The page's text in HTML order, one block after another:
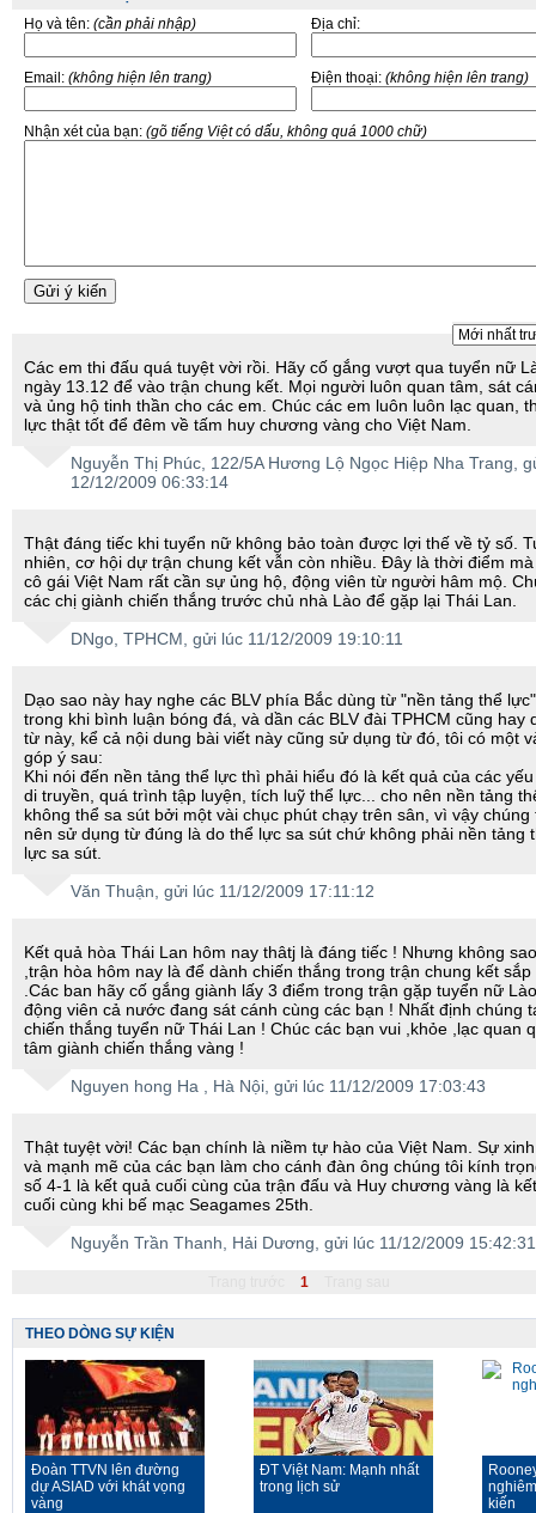
Họ và tên: (cần phải nhập) Địa chỉ:
Email: (không hiện lên trang) Điện thoại: (không hiện lên trang)
Nhận xét của bạn: (gõ tiếng Việt có dấu, không quá 1000 chữ)
Các em thi đấu quá tuyệt vời rồi. Hãy cố gắng vượt qua tuyển nữ
ngày 13.12 để vào trận chung kết. Mọi người luôn quan tâm, sát
và ủng hộ tinh thần cho các em. Chúc các em luôn luôn lạc quan,
lực thật tốt để đêm về tấm huy chương vàng cho Việt Nam.
Nguyễn Thị Phúc , 122/5A Hương Lộ Ngọc Hiệp Nha Trang,
12/12/2009 06:33:14
Thật đáng tiếc khi tuyển nữ không bảo toàn được lợi thế về tỷ số.
nhiên, cơ hội dự trận chung kết vẫn còn nhiều. Đây là thời điểm
cô gái Việt Nam rất cần sự ủng hộ, động viên từ người hâm mộ.
các chị giành chiến thắng trước chủ nhà Lào để gặp lại Thái Lan.
DNgo , TPHCM, gửi lúc 11/12/2009 19:10:11
Dạo sao này hay nghe các BLV phía Bắc dùng từ "nền tảng thể lực"
trong khi bình luận bóng đá, và dần các BLV đài TPHCM cũng hay
từ này, kể cả nội dung bài viết này cũng sử dụng từ đó, tôi có một
góp ý sau:
Khi nói đến nền tảng thể lực thì phải hiểu đó là kết quả của các
di truyền, quá trình tập luyện, tích luỹ thể lực... cho nên nền tảng
không thể sa sút bởi một vài chục phút chạy trên sân, vì vậy chúng
nên sử dụng từ đúng là do thể lực sa sút chứ không phải nền tảng
lực sa sút.
Văn Thuận , gửi lúc 11/12/2009 17:11:12
Kết quả hòa Thái Lan hôm nay thâtj là đáng tiếc ! Nhưng không sao
,trận hòa hôm nay là để dành chiến thắng trong trận chung kết sắp
.Các ban hãy cố gắng giành lấy 3 điểm trong trận gặp tuyển nữ
động viên cả nước đang sát cánh cùng các bạn ! Nhất định chúng
chiến thắng tuyển nữ Thái Lan ! Chúc các bạn vui ,khỏe ,lạc quan
tâm giành chiến thắng vàng !
Nguyen hong Ha
, Hà Nội, gửi lúc 11/12/2009 17:03:43
Thật tuyệt vời! Các bạn chính là niềm tự hào của Việt Nam. Sự
và mạnh mẽ của các bạn làm cho cánh đàn ông chúng tôi kính
số 4-1 là kết quả cuối cùng của trận đấu và Huy chương vàng là
cuối cùng khi bế mạc Seagames 25th.
Nguyễn Trần Thanh , Hải Dương, gửi lúc 11/12/2009 15:42:31
1
THEO DÒNG SỰ KIỆN
Đoàn TTVN lên đường
dự ASIAD với khát vọng
vàng
ĐT Việt Nam: Mạnh nhất
trong lịch sử
kiến